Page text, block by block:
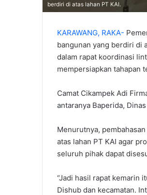
berdiri di atas lahan PT KAI.
KARAWANG, RAKA-
bangunan yang berdiri di
dalam rapat koordinasi
mempersiapkan tahapan
‎Camat Cikampek Adi
antaranya Baperida,
‎Menurutnya,
atas lahan PT KAI agar
seluruh pihak dapat
“Jadi hasil rapat kemarin
Dishub dan kecamatan.